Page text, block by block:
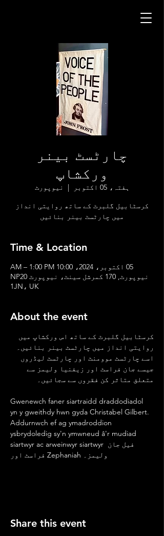
چارٹسٹ بینر
ورکشاپ
ہفتہ، 05 اکتوبر
  |
نیوپورٹ
کرسٹابیل گلبرٹ کے ساتھ روایتی انداز
میں چارٹسٹ بینر بنائیں
Time & Location
05 اکتوبر، 2024، 10:00 AM – 1:00 PM
نیوپورٹ, 170 کمرشل سینٹ، نیوپورٹ NP20
1JN، UK
About the event
کرسٹابیل گلبرٹ کے ساتھ اس ورکشاپ میں
روایتی انداز میں چارٹسٹ بینر بنائیں۔
اسے چارٹسٹ موومنٹ اور چارٹسٹ لیڈروں
جیسے جان فراسٹ اور زیفنیا ولیمز سے
متعلق متاثر کن فقروں سے سجائیں۔
Gwenewch faner siartraidd draddodiadol
yn y gweithdy hwn gyda Christabel Gilbert.
Addurnwch ef ag ymadroddion
ysbrydoledig sy'n ymwneud â'r mudiad
siartwyr ac arweinwyr siartwyr فیل جان
فراسٹ اور Zephaniah ولیمز۔
Share this event